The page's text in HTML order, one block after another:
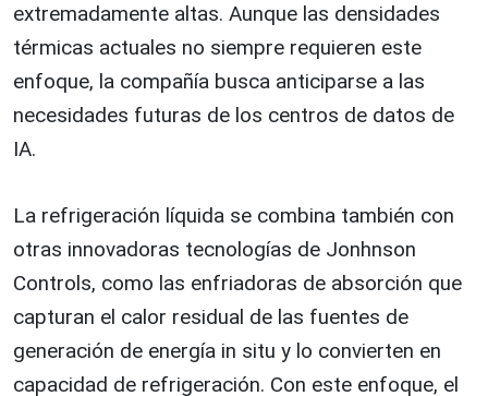
extremadamente altas. Aunque las densidades
térmicas actuales no siempre requieren este
enfoque, la compañía busca anticiparse a las
necesidades futuras de los centros de datos de
IA.
La refrigeración líquida se combina también con
otras innovadoras tecnologías de Jonhnson
Controls, como las enfriadoras de absorción que
capturan el calor residual de las fuentes de
generación de energía in situ y lo convierten en
capacidad de refrigeración. Con este enfoque, el